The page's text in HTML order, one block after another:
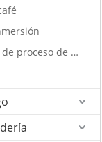
Otros Máquina de proceso de verduras